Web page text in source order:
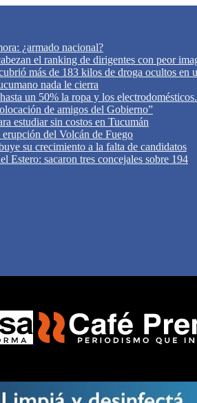
¿armado nacional?
el ranking de dirigentes con peor
más de 183 kilos de droga ocultos en
nada le cierra
un 50% la ropa y los electrodomésticos.
de amigos del Gobierno”
estudiar sin costos en Tucumán
del Volcán de Fuego
su crecimiento a la falta de candidatos
Estero: sacaron tres concejales sobre 194